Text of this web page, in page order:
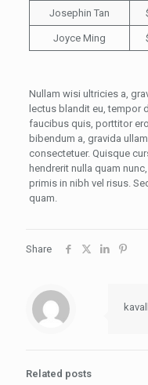
Josephin Tan
Joyce Ming
Nullam wisi ultricies a,
lectus blandit eu, tempor
faucibus quis, porttitor
bibendum a, gravida
consectetuer. Quisque
hendrerit nulla quam
primis in nibh vel risus.
quam.
Share
Related posts